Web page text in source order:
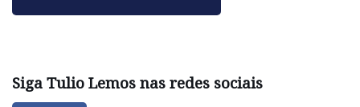
Siga Tulio Lemos nas redes sociais